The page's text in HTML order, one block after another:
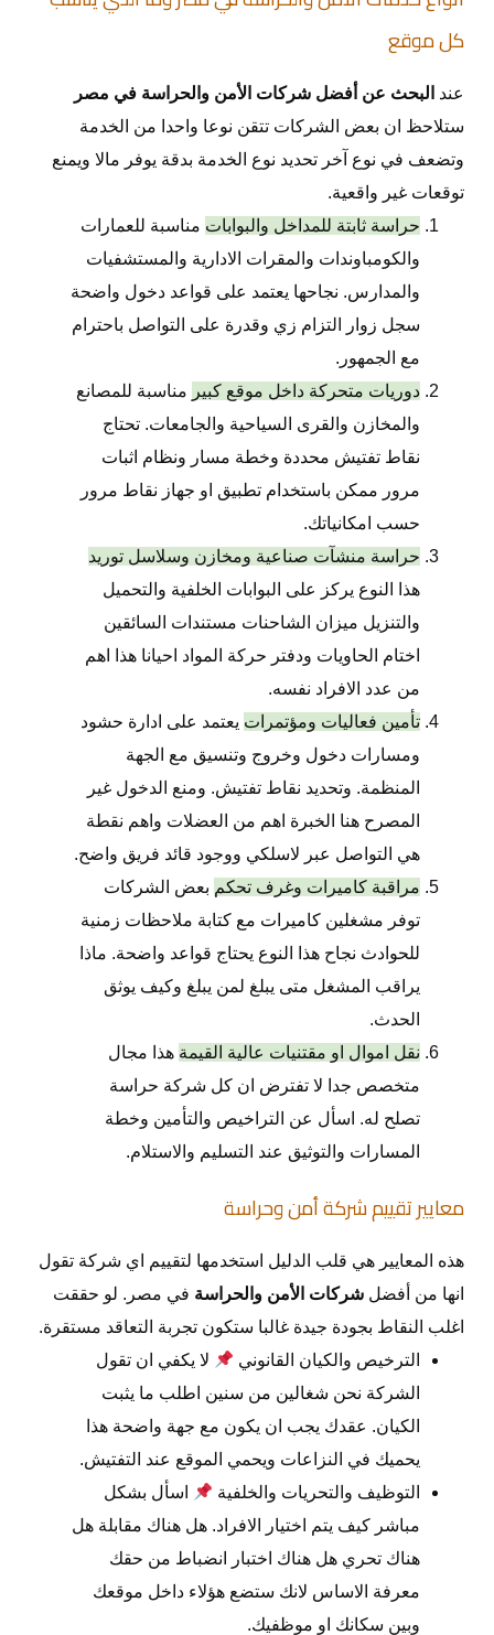
كل موقع
عند البحث عن أفضل شركات الأمن والحراسة في مصر
ستلاحظ ان بعض الشركات تتقن نوعا واحدا من الخدمة
وتضعف في نوع آخر تحديد نوع الخدمة بدقة يوفر مالا ويمنع
توقعات غير واقعية.
حراسة ثابتة للمداخل والبوابات مناسبة للعمارات
والكومباوندات والمقرات الادارية والمستشفيات
والمدارس. نجاحها يعتمد على قواعد دخول واضحة
سجل زوار التزام زي وقدرة على التواصل باحترام
مع الجمهور.
دوريات متحركة داخل موقع كبير مناسبة للمصانع
والمخازن والقرى السياحية والجامعات. تحتاج
نقاط تفتيش محددة وخطة مسار ونظام اثبات
مرور ممكن باستخدام تطبيق او جهاز نقاط مرور
حسب امكانياتك.
حراسة منشآت صناعية ومخازن وسلاسل توريد
هذا النوع يركز على البوابات الخلفية والتحميل
والتنزيل ميزان الشاحنات مستندات السائقين
اختام الحاويات ودفتر حركة المواد احيانا هذا اهم
من عدد الافراد نفسه.
تأمين فعاليات ومؤتمرات يعتمد على ادارة حشود
ومسارات دخول وخروج وتنسيق مع الجهة
المنظمة. وتحديد نقاط تفتيش. ومنع الدخول غير
المصرح هنا الخبرة اهم من العضلات واهم نقطة
هي التواصل عبر لاسلكي ووجود قائد فريق واضح.
مراقبة كاميرات وغرف تحكم بعض الشركات
توفر مشغلين كاميرات مع كتابة ملاحظات زمنية
للحوادث نجاح هذا النوع يحتاج قواعد واضحة. ماذا
يراقب المشغل متى يبلغ لمن يبلغ وكيف يوثق
الحدث.
نقل اموال او مقتنيات عالية القيمة هذا مجال
متخصص جدا لا تفترض ان كل شركة حراسة
تصلح له. اسأل عن التراخيص والتأمين وخطة
المسارات والتوثيق عند التسليم والاستلام.
معايير تقييم شركة أمن وحراسة
هذه المعايير هي قلب الدليل استخدمها لتقييم اي شركة تقول
انها من أفضل شركات الأمن والحراسة في مصر. لو حققت
اغلب النقاط بجودة جيدة غالبا ستكون تجربة التعاقد مستقرة.
الترخيص والكيان القانوني
لا يكفي ان تقول
الشركة نحن شغالين من سنين اطلب ما يثبت
الكيان. عقدك يجب ان يكون مع جهة واضحة هذا
يحميك في النزاعات ويحمي الموقع عند التفتيش.
التوظيف والتحريات والخلفية
اسأل بشكل
مباشر كيف يتم اختيار الافراد. هل هناك مقابلة هل
هناك تحري هل هناك اختبار انضباط من حقك
معرفة الاساس لانك ستضع هؤلاء داخل موقعك
وبين سكانك او موظفيك.